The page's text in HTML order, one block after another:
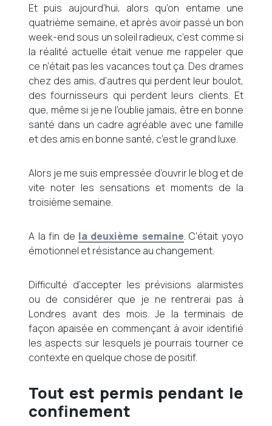
Et puis aujourd’hui, alors qu’on entame une
quatrième semaine, et après avoir passé un bon
week-end sous un soleil radieux, c’est comme si
la réalité actuelle était venue me rappeler que
ce n’était pas les vacances tout ça. Des drames
chez des amis, d’autres qui perdent leur boulot,
des fournisseurs qui perdent leurs clients. Et
que, même si je ne l’oublie jamais, être en bonne
santé dans un cadre agréable avec une famille
et des amis en bonne santé, c’est le grand luxe.
Alors je me suis empressée d’ouvrir le blog et de
vite noter les sensations et moments de la
troisième semaine.
A la fin de la deuxième semaine. C’était yoyo
émotionnel et résistance au changement.
Difficulté d’accepter les prévisions alarmistes
ou de considérer que je ne rentrerai pas à
Londres avant des mois. Je la terminais de
façon apaisée en commençant à avoir identifié
les aspects sur lesquels je pourrais tourner ce
contexte en quelque chose de positif.
Tout est permis pendant le
confinement